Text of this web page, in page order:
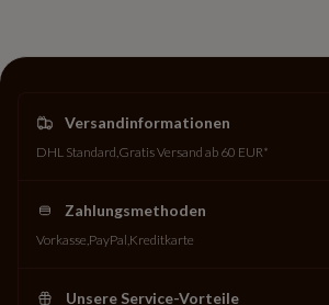
Versandinformationen
DHL Standard Gratis Versand ab 60 EUR*
Zahlungsmethoden
Vorkasse PayPal Kreditkarte
Unsere Service-Vorteile